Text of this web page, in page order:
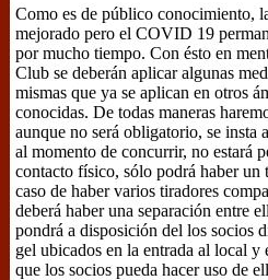
Como es de público conocimiento,
mejorado pero el COVID 19
por mucho tiempo. Con ésto en
Club se deberán aplicar algunas
mismas que ya se aplican en otros
conocidas. De todas maneras
aunque no será obligatorio, se insta
al momento de concurrir, no estará
contacto físico, sólo podrá haber un
caso de haber varios tiradores
deberá haber una separación entre
pondrá a disposición del los socios
gel ubicados en la entrada al local y
que los socios pueda hacer uso de